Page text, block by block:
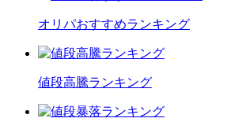
オリパおすすめランキング
値段高騰ランキング